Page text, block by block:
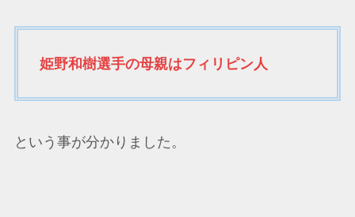
姫野和樹選手の母親はフィリピン人
という事が分かりました。